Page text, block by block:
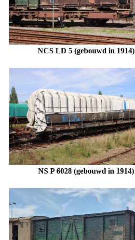
NCS LD 5 (gebouwd in 1914)
NS P 6028 (gebouwd in 1914)